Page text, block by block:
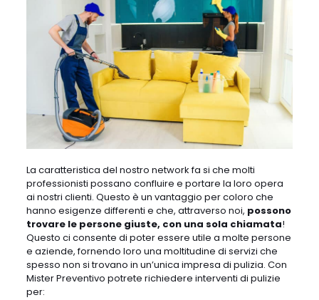
La caratteristica del nostro network fa si che molti
professionisti possano confluire e portare la loro opera
ai nostri clienti. Questo è un vantaggio per coloro che
hanno esigenze differenti e che, attraverso noi, possono
trovare le persone giuste, con una sola chiamata!
Questo ci consente di poter essere utile a molte persone
e aziende, fornendo loro una moltitudine di servizi che
spesso non si trovano in un’unica impresa di pulizia. Con
Mister Preventivo potrete richiedere interventi di pulizie
per: